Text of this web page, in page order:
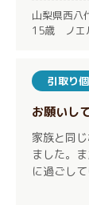
山梨県西
15歳 ノエ
引取り
お願いし
家族と同
ました。
に過ごし